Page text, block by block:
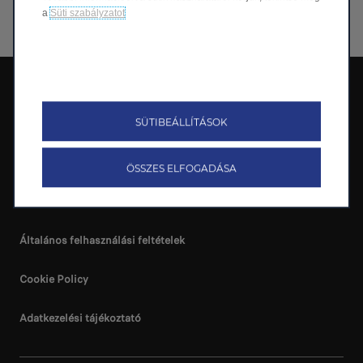
Süti kezelési szabályzat
Általános felhasználási feltételek
Cookie Policy
Adatkezelési tájékoztató
aSüti szabályzatot
SÜTIBEÁLLÍTÁSOK
ÖSSZES ELFOGADÁSA